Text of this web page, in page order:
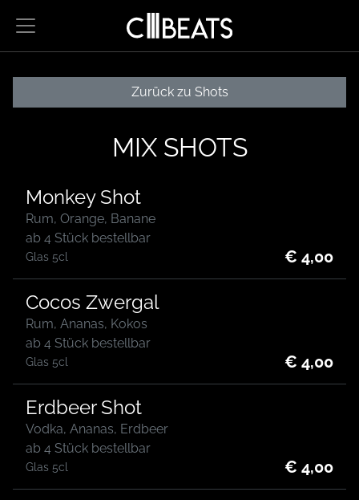
Zurück zu Shots
MIX SHOTS
Monkey Shot
Rum, Orange, Banane
ab 4 Stück bestellbar
Glas 5cl € 4,00
Cocos Zwergal
Rum, Ananas, Kokos
ab 4 Stück bestellbar
Glas 5cl € 4,00
Erdbeer Shot
Vodka, Ananas, Erdbeer
ab 4 Stück bestellbar
Glas 5cl € 4,00